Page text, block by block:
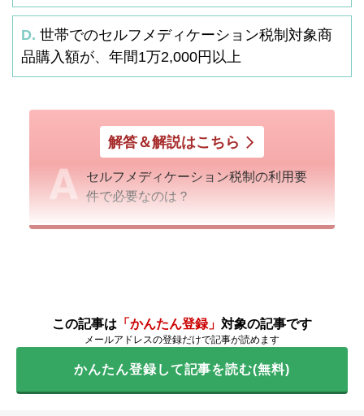
D. 世帯でのセルフメディケーション税制対象商
品購入額が、年間1万2,000円以上
解答＆解説はこちら
セルフメディケーション税制の利用要
件で必要なのは？
この記事は 「かんたん登録」 対象の記事です
メールアドレスの登録だけで記事が読めます
かんたん登録して記事を読む(無料)